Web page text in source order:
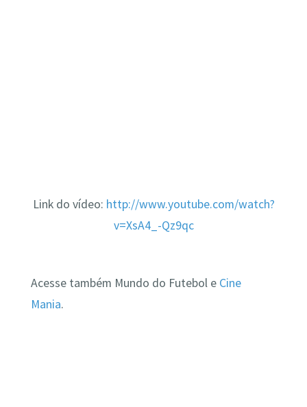
Link do vídeo: http://www.youtube.com/watch?
v=XsA4_-Qz9qc
Acesse também Mundo do Futebol e Cine
Mania.